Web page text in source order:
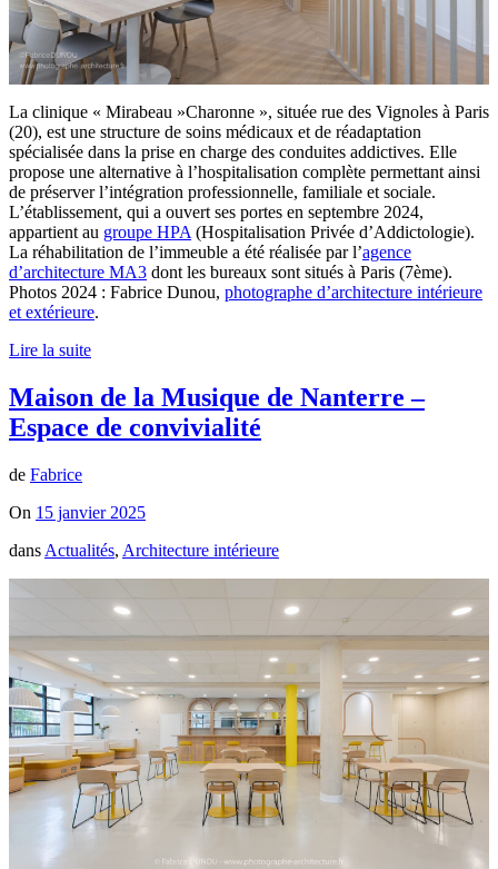
La clinique « Mirabeau »Charonne », située rue des Vignoles à Paris
(20), est une structure de soins médicaux et de réadaptation
spécialisée dans la prise en charge des conduites addictives. Elle
propose une alternative à l’hospitalisation complète permettant ainsi
de préserver l’intégration professionnelle, familiale et sociale.
L’établissement, qui a ouvert ses portes en septembre 2024,
appartient au groupe HPA (Hospitalisation Privée d’Addictologie).
La réhabilitation de l’immeuble a été réalisée par l’agence
d’architecture MA3 dont les bureaux sont situés à Paris (7ème).
Photos 2024 : Fabrice Dunou, photographe d’architecture intérieure
et extérieure.
Lire la suite
Maison de la Musique de Nanterre –
Espace de convivialité
de Fabrice
On 15 janvier 2025
dans Actualités, Architecture intérieure